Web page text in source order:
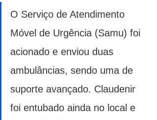
O Serviço de Atendimento
Móvel de Urgência (Samu) foi
acionado e enviou duas
ambulâncias, sendo uma de
suporte avançado. Claudenir
foi entubado ainda no local e